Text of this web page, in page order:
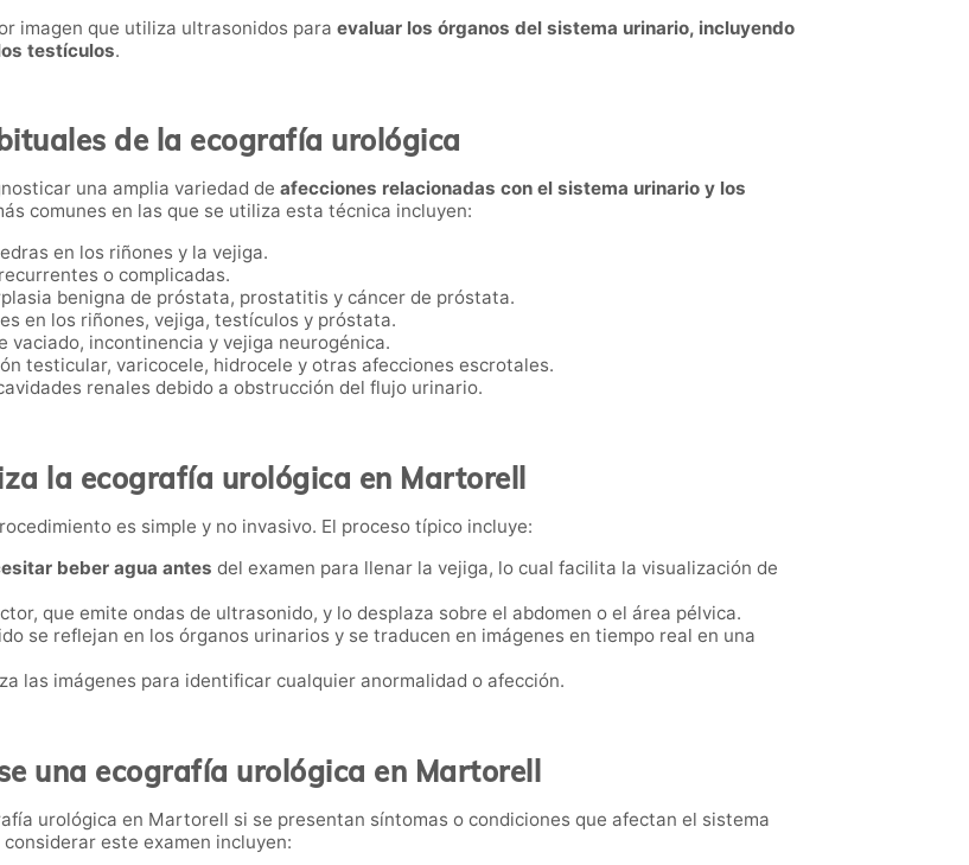
imagen que utiliza ultrasonidos para evaluar los órganos del sistema urinario, incluyendo
testículos.
de la ecografía urológica
una amplia variedad de afecciones relacionadas con el sistema urinario y los
comunes en las que se utiliza esta técnica incluyen:
en los riñones y la vejiga.
o complicadas.
benigna de próstata, prostatitis y cáncer de próstata.
en los riñones, vejiga, testículos y próstata.
vaciado, incontinencia y vejiga neurogénica.
testicular, varicocele, hidrocele y otras afecciones escrotales.
renales debido a obstrucción del flujo urinario.
la ecografía urológica en Martorell
es simple y no invasivo. El proceso típico incluye:
beber agua antes del examen para llenar la vejiga, lo cual facilita la visualización de
que emite ondas de ultrasonido, y lo desplaza sobre el abdomen o el área pélvica.
se reflejan en los órganos urinarios y se traducen en imágenes en tiempo real en una
las imágenes para identificar cualquier anormalidad o afección.
una ecografía urológica en Martorell
urológica en Martorell si se presentan síntomas o condiciones que afectan el sistema
este examen incluyen: